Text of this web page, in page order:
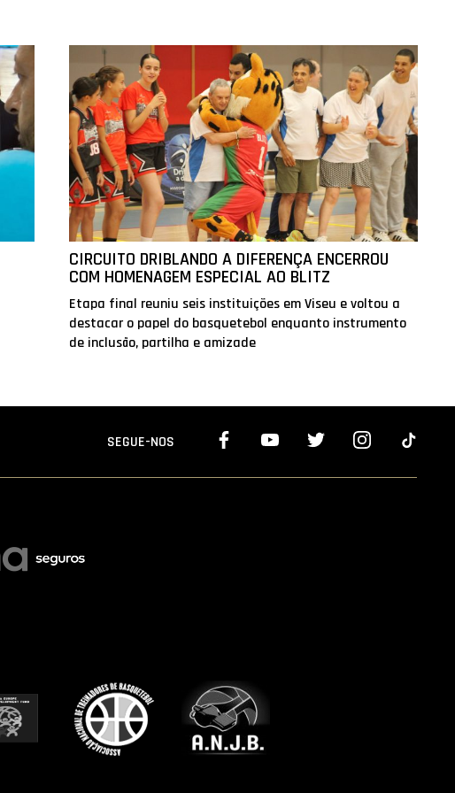
CIRCUITO DRIBLANDO A DIFERENÇA ENCERROU
COM HOMENAGEM ESPECIAL AO BLITZ
Etapa final reuniu seis instituições em Viseu e voltou a
destacar o papel do basquetebol enquanto instrumento
de inclusão, partilha e amizade
SEGUE-NOS